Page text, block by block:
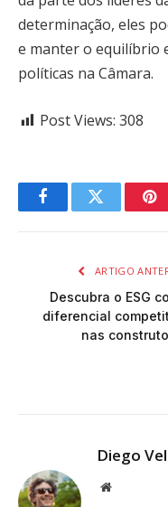
determinação, eles
e manter o equilíbrio
políticas na Câmara.
Post Views: 308
FacebookTwitter
ARTIGO
Descubra o ESG
diferencial
nas
Diego
Website